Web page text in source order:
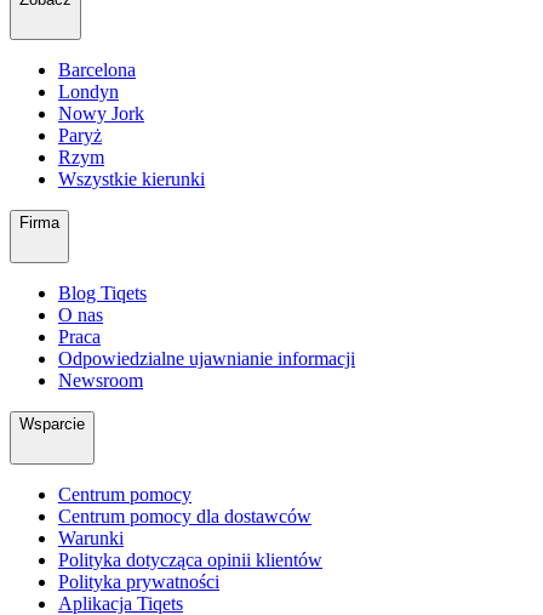
Barcelona
Londyn
Nowy Jork
Paryż
Rzym
Wszystkie kierunki
Firma
Blog Tiqets
O nas
Praca
Odpowiedzialne ujawnianie informacji
Newsroom
Wsparcie
Centrum pomocy
Centrum pomocy dla dostawców
Warunki
Polityka dotycząca opinii klientów
Polityka prywatności
Aplikacja Tiqets